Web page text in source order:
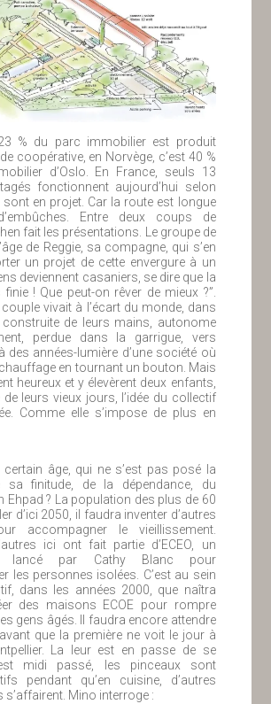
% du parc immobilier est produit
coopérative, en Norvège, c’est 40 %
d’Oslo. En France, seuls 13
fonctionnent aujourd’hui selon
en projet. Car la route est longue
Entre deux coups de
fait les présentations. Le groupe de
de Reggie, sa compagne, qui s’en
un projet de cette envergure à un
deviennent casaniers, se dire que la
finie ! Que peut-on rêver de mieux ?”.
vivait à l’écart du monde, dans
de leurs mains, autonome
perdue dans la garrigue, vers
des années-lumière d’une société où
en tournant un bouton. Mais
heureux et y élevèrent deux enfants,
de leurs vieux jours, l’idée du collectif
Comme elle s’impose de plus en
certain âge, qui ne s’est pas posé la
sa finitude, de la dépendance, du
Ehpad ? La population des plus de 60
d’ici 2050, il faudra inventer d’autres
accompagner le vieillissement.
ici ont fait partie d’ECEO, un
lancé par Cathy Blanc pour
les personnes isolées. C’est au sein
dans les années 2000, que naîtra
des maisons ECOE pour rompre
gens âgés. Il faudra encore attendre
que la première ne voit le jour à
La leur est en passe de se
midi passé, les pinceaux sont
pendant qu’en cuisine, d’autres
s’affairent. Mino interroge :